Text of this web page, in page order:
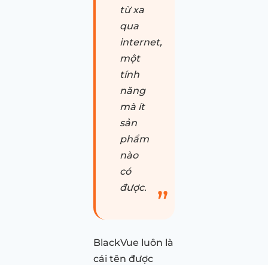
từ xa
qua
internet,
một
tính
năng
mà ít
sản
phẩm
nào
có
được.
BlackVue luôn là
cái tên được